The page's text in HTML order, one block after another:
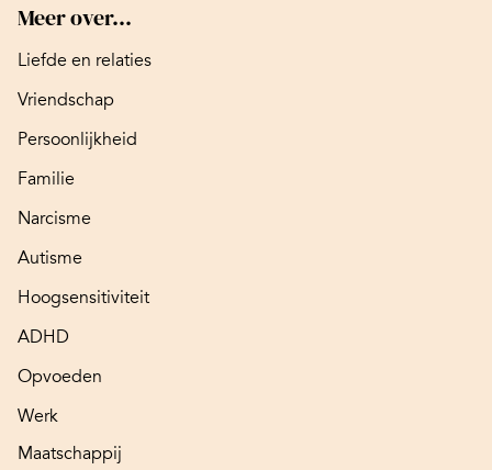
Meer over...
Liefde en relaties
Vriendschap
Persoonlijkheid
Familie
Narcisme
Autisme
Hoogsensitiviteit
ADHD
Opvoeden
Werk
Maatschappij